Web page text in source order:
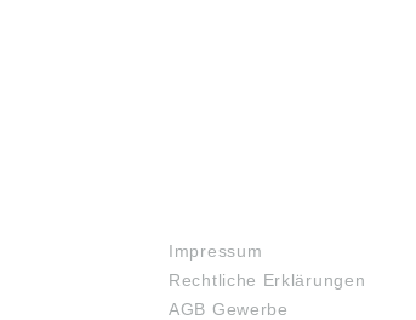
Impressum
Rechtliche Erklärungen
AGB Gewerbe